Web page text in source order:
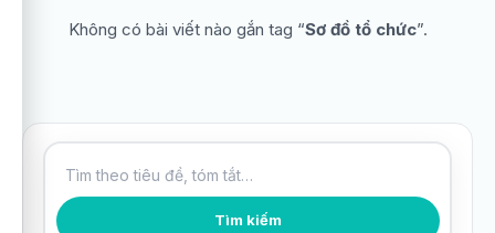
Không có bài viết nào gắn tag “Sơ đồ tổ chức”.
Tìm kiếm bài viết Tìm kiếm